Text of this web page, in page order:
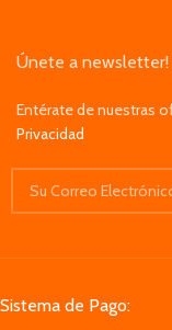
Únete a newsletter!
Entérate de nuestras
Privacidad
Sistema de Pago: